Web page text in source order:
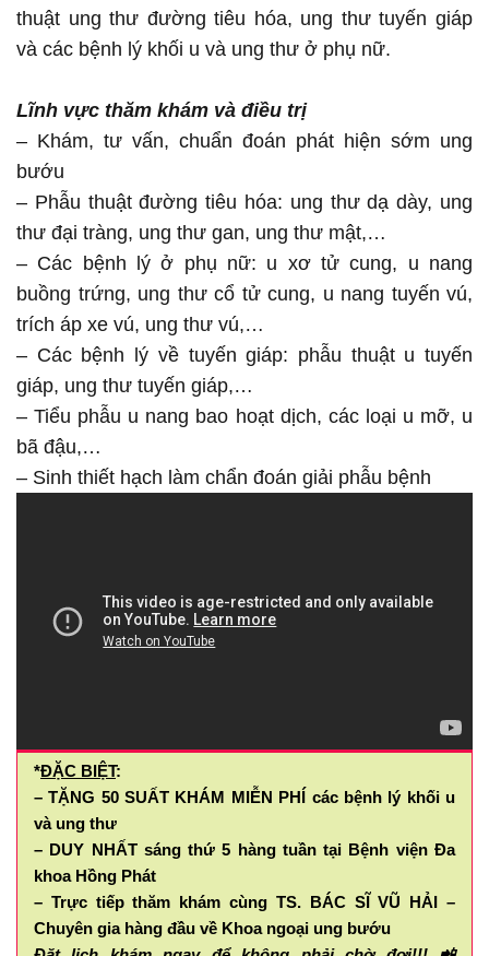
thuật ung thư đường tiêu hóa, ung thư tuyến giáp
và các bệnh lý khối u và ung thư ở phụ nữ.
Lĩnh vực thăm khám và điều trị
– Khám, tư vấn, chuẩn đoán phát hiện sớm ung
bướu
– Phẫu thuật đường tiêu hóa: ung thư dạ dày, ung
thư đại tràng, ung thư gan, ung thư mật,…
– Các bệnh lý ở phụ nữ: u xơ tử cung, u nang
buồng trứng, ung thư cổ tử cung, u nang tuyến vú,
trích áp xe vú, ung thư vú,…
– Các bệnh lý về tuyến giáp: phẫu thuật u tuyến
giáp, ung thư tuyến giáp,…
– Tiểu phẫu u nang bao hoạt dịch, các loại u mỡ, u
bã đậu,…
– Sinh thiết hạch làm chẩn đoán giải phẫu bệnh
*ĐẶC BIỆT:
– TẶNG 50 SUẤT KHÁM MIỄN PHÍ các bệnh lý khối u
và ung thư
– DUY NHẤT sáng thứ 5 hàng tuần tại Bệnh viện Đa
khoa Hồng Phát
– Trực tiếp thăm khám cùng TS. BÁC SĨ VŨ HẢI –
Chuyên gia hàng đầu về Khoa ngoại ung bướu